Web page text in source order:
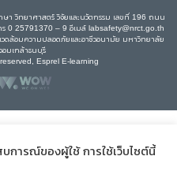
า วิทยาศาสตร์ วิจัยและนวัตกรรม เลขที่ 196 ถนน
ร 0 25791370 – 9 อีเมล์ labsafety@nrct.go.th
ล้อมความปลอดภัยและอาชีวอนามัย มหาวิทยาลัย
อมเกล้าธนบุรี
Esprel E-learning
การณ์ของผู้ใช้ การใช้เว็บไซต์นี้